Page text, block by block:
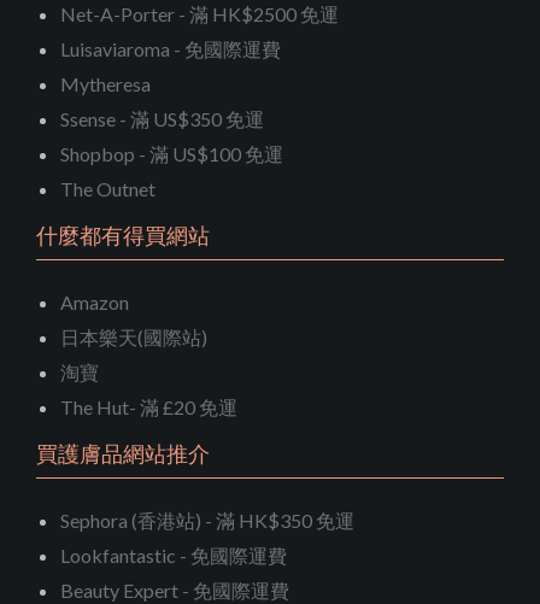
Net-A-Porter - 滿 HK$2500 免運
Luisaviaroma - 免國際運費
Mytheresa
Ssense - 滿 US$350 免運
Shopbop - 滿 US$100 免運
The Outnet
什麼都有得買網站
Amazon
日本樂天(國際站)
淘寶
The Hut- 滿 £20 免運
買護膚品網站推介
Sephora (香港站) - 滿 HK$350 免運
Lookfantastic - 免國際運費
Beauty Expert - 免國際運費